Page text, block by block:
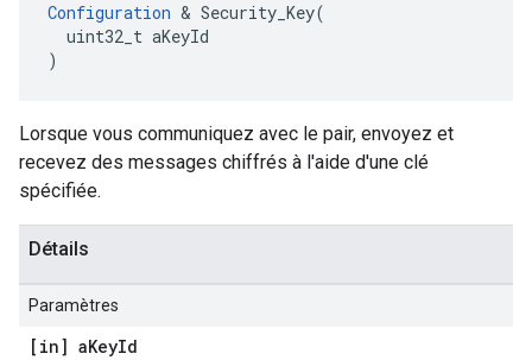
Configuration & Security_Key(
  uint32_t aKeyId
)
Lorsque vous communiquez avec le pair, envoyez et
recevez des messages chiffrés à l'aide d'une clé
spécifiée.
Détails
Paramètres
[in] aKeyId